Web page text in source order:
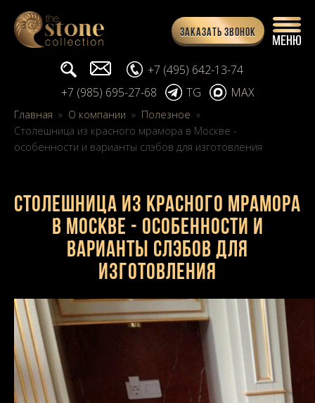
Заказать звонок
Поиск... info@stone-collection.ru
+7 (495) 642-13-74
+7 (985) 695-27-68
TG MAX
Главная » О компании » Полезное »
Столешница из красного мрамора в Москве -
особенности и варианты слэбов для изготовления
Столешница из красного мрамора
в Москве - особенности и
варианты слэбов для
изготовления